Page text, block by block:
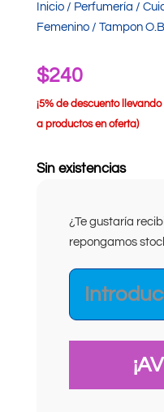
Inicio/ Perfumería /
Femenino/ Tampon
$240
¡5% de descuento
a productos en oferta)
Sin existencias
¿Te gustaría
repongamos